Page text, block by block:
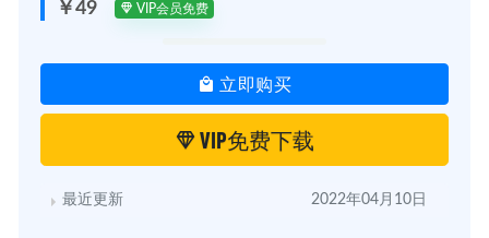
│ │ └─ 03.3【技巧拔高】元素与化合物的关系.mp4
│ │ ├─ 04.1【核心知识】水.mp4
│ │ └─ 04.2【核心知识】无机盐.mp4
│ ├─ 05【有机物——蛋白质】
│ │ ├─ 05.1【核心知识】蛋白质.mp4
│ │ └─ 05.2【拔高技巧】蛋白质计算.mp4
│ ├─ 06【有机物——核酸】
│ │ └─ 06.2【核心知识】DNA&RNA综合.mp4
￥49 VIP会员免费
立即购买
VIP免费下载
最近更新 2022年04月10日